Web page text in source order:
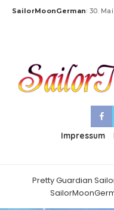
Posted
SailorMoonGerman 30.
Impressum
Pretty Guardian